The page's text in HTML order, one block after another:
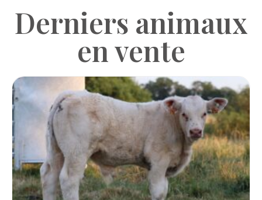
Derniers animaux
en vente